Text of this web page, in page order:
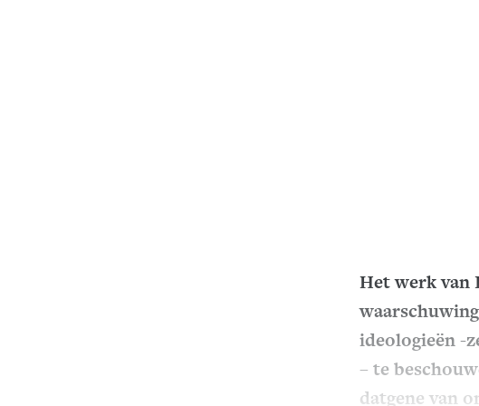
Het werk van
ideologieën -
– te
datgene van